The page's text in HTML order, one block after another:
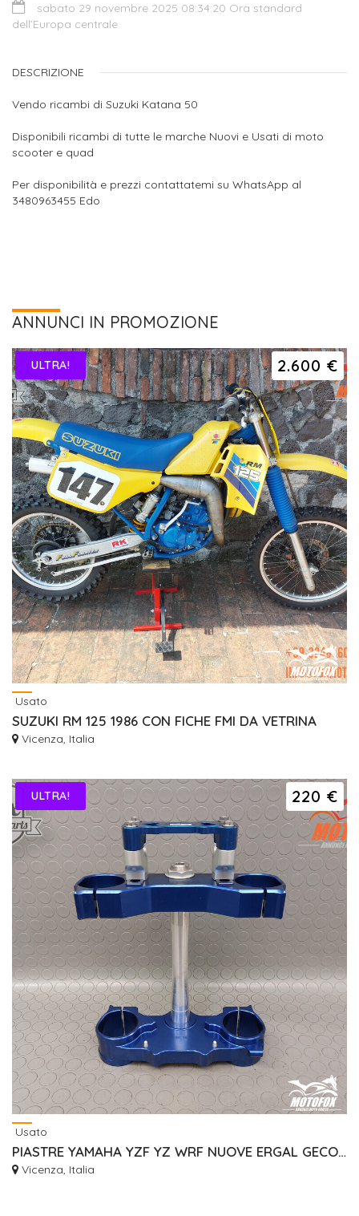
sabato 29 novembre 2025 08:34:20 Ora standard
dell’Europa centrale
DESCRIZIONE
Vendo ricambi di Suzuki Katana 50
Disponibili ricambi di tutte le marche Nuovi e Usati di moto
scooter e quad
Per disponibilità e prezzi contattatemi su WhatsApp al
3480963455 Edo
ANNUNCI IN PROMOZIONE
2.600 €
ULTRA!
Usato
SUZUKI RM 125 1986 CON FICHE FMI DA VETRINA
Vicenza, Italia
220 €
ULTRA!
Usato
PIASTRE YAMAHA YZF YZ WRF NUOVE ERGAL GECO RISER
Vicenza, Italia